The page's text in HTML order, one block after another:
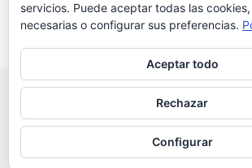
2026 © Asociación Vecinal Tío Jorge -
servicios. Puede aceptar todas las
necesarias o configurar sus preferencias.
Aceptar todo
Rechazar
Configurar